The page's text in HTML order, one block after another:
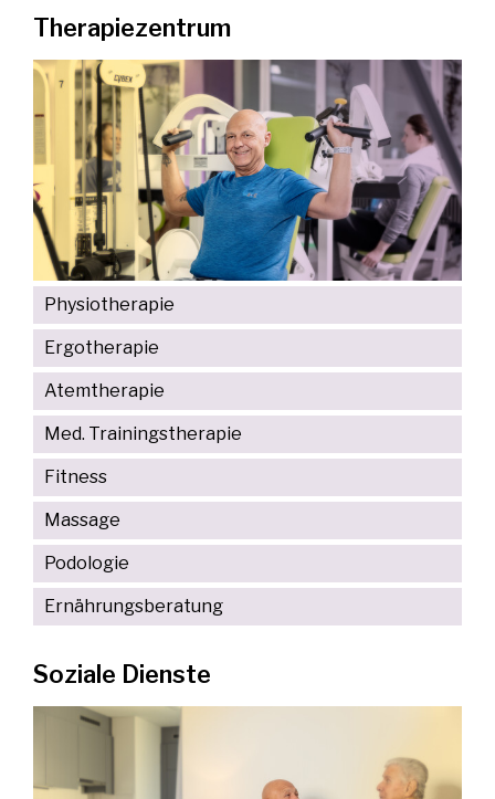
Therapiezentrum
Physiotherapie
Ergotherapie
Atemtherapie
Med. Trainingstherapie
Fitness
Massage
Podologie
Ernährungsberatung
Soziale Dienste